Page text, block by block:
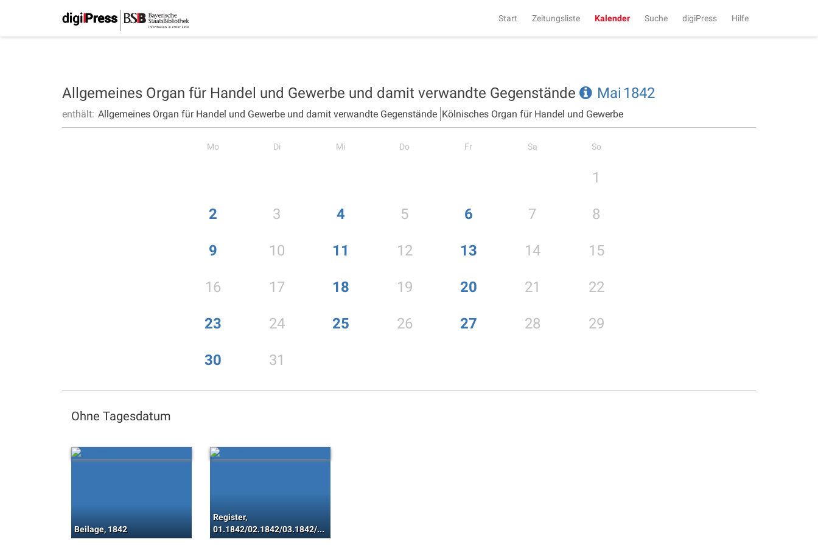
Start Zeitungsliste Kalender Suche digiPress Hilfe
Allgemeines Organ für Handel und Gewerbe und damit verwandte Gegenstände Mai 1842
enthält: Allgemeines Organ für Handel und Gewerbe und damit verwandte Gegenstände Kölnisches Organ für Handel und Gewerbe
Mo Di Mi Do Fr Sa So
1
2 3 4 5 6 7 8
9 10 11 12 13 14 15
16 17 18 19 20 21 22
23 24 25 26 27 28 29
30 31
Ohne Tagesdatum
Beilage, 1842
Register,
01.1842/02.1842/03.1842/04.1842/05.1842/06.1842